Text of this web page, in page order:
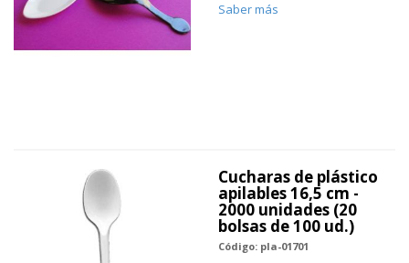
Saber más
Cucharas de plástico
apilables 16,5 cm -
2000 unidades (20
bolsas de 100 ud.)
Código: pla-01701